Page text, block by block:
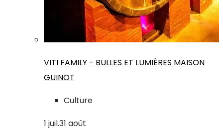
VITI FAMILY - BULLES ET LUMIÈRES MAISON
GUINOT
Culture
1 juil.31 août